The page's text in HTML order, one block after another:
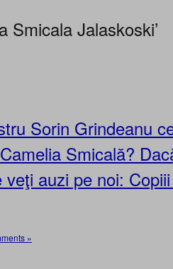
Smicala Jalaskoski’
Sorin Grindeanu
Smicală?
auzi pe noi:
»